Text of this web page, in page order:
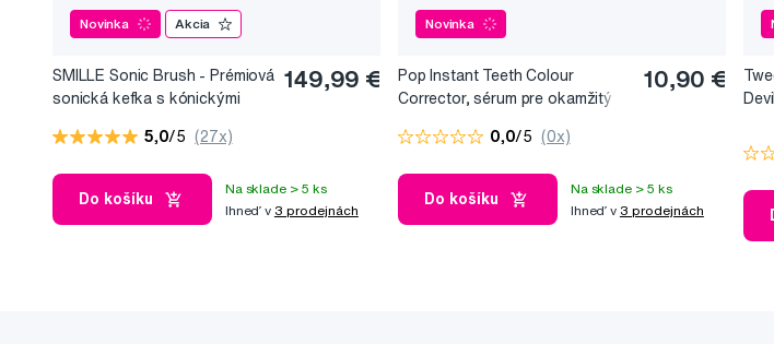
Novinka Akcia
SMILLE Sonic Brush - Prémiová
sonická kefka s kónickými
149,99 €
5,0/5 (27x)
Do košíku
Na sklade > 5 ks
Ihneď v 3 prodejnách
Novinka
Pop Instant Teeth Colour
Corrector, sérum pre okamžitý
10,90 €
0,0/5 (0x)
Do košíku
Na sklade > 5 ks
Ihneď v 3 prodejnách